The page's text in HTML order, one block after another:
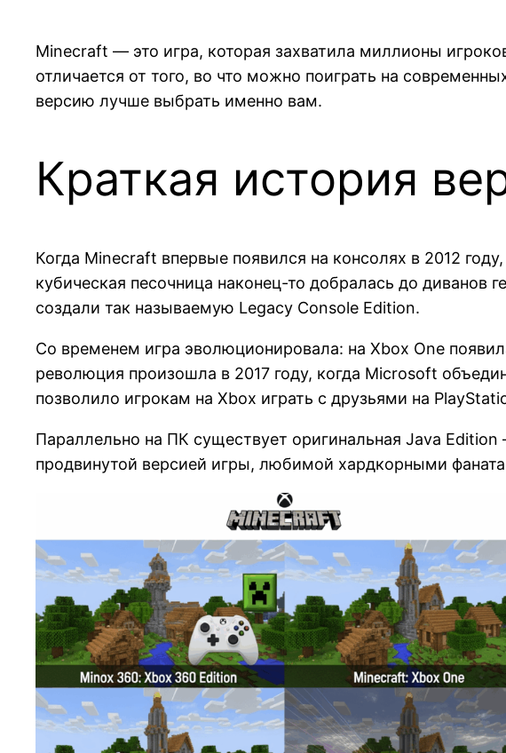
Minecraft — это игра, которая захватила миллионы
отличается от того, во что можно поиграть на
версию лучше выбрать именно вам.
Краткая история
Когда Minecraft впервые появился на консолях в 2012
кубическая песочница наконец-то добралась до диванов
создали так называемую Legacy Console Edition.
Со временем игра эволюционировала: на Xbox One
революция произошла в 2017 году, когда Microsoft
позволило игрокам на Xbox играть с друзьями на
Параллельно на ПК существует оригинальная Java
продвинутой версией игры, любимой хардкорными